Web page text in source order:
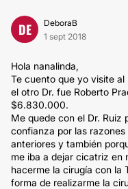
DE
DeboraB
1 sept 2018
Hola nanalinda,
Te cuento que yo visite
el otro Dr. fue Roberto
$6.830.000.
Me quede con el Dr. Ruiz
confianza por las
anteriores y también
me iba a dejar cicatriz en
hacerme la cirugía con la
forma de realizarme la